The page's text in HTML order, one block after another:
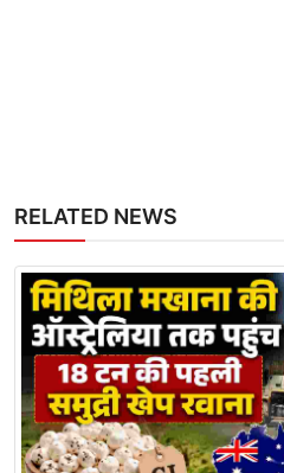
RELATED NEWS